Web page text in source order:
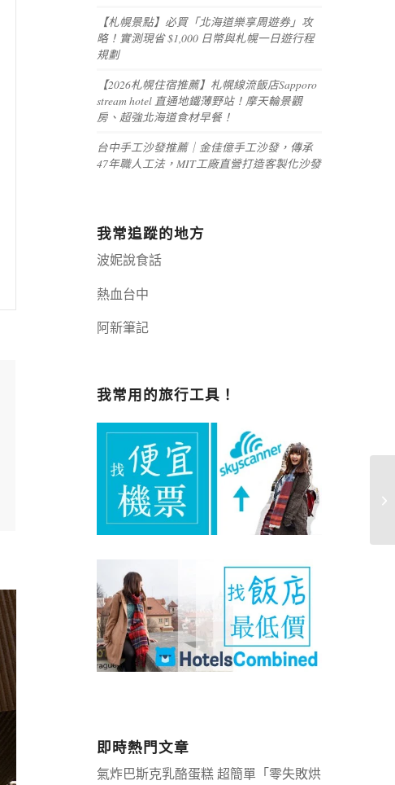
【札幌景點】必買「北海道樂享周遊券」攻
略！實測現省 $1,000 日幣與札幌一日遊行程
規劃
【2026札幌住宿推薦】札幌線流飯店Sapporo
stream hotel 直通地鐵薄野站！摩天輪景觀
房、超強北海道食材早餐！
台中手工沙發推薦｜金佳億手工沙發，傳承
47年職人工法，MIT工廠直營打造客製化沙發
我常追蹤的地方
波妮說食話
熱血台中
阿新筆記嘉義+1 | 嘉義加一
我常用的旅行工具！
即時熱門文章
氣炸巴斯克乳酪蛋糕 超簡單「零失敗烘